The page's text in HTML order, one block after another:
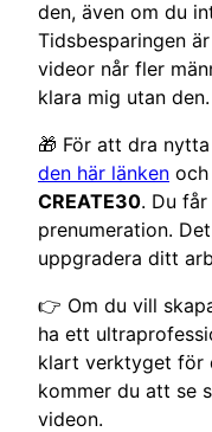
den, även om du
Tidsbesparingen
videor når fler
klara mig utan den.
🎁 För att dra
den här länken
CREATE30. Du
prenumeration.
uppgradera ditt
👉 Om du vill
ha ett
klart verktyget för
kommer du att se
videon.